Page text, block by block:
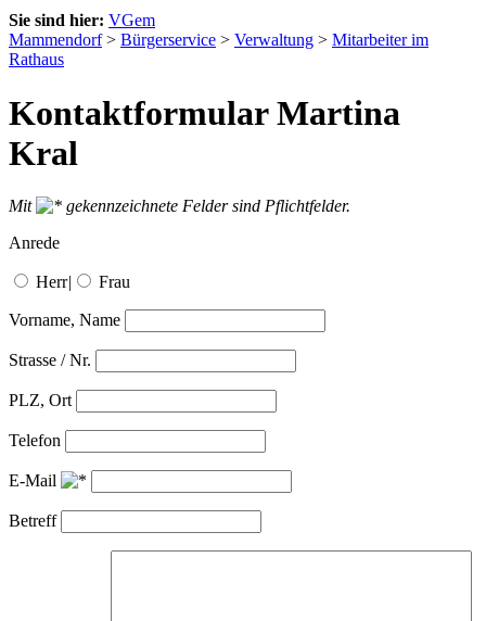
Sie sind hier: VGem
Mammendorf> Bürgerservice > Verwaltung > Mitarbeiter im
Rathaus
Kontaktformular Martina
Kral
Mit
gekennzeichnete Felder sind Pflichtfelder.
Anrede
Herr| Frau
Vorname, Name
Strasse / Nr.
PLZ, Ort
Telefon
E-Mail
Betreff